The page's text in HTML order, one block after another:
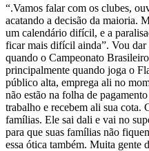
“.Vamos falar com os clubes,
acatando a decisão da maioria.
um calendário difícil, e a
ficar mais difícil ainda”. Vou
quando o Campeonato
principalmente quando joga o
público alta, emprega ali no
não estão na folha de
trabalho e recebem ali sua cota.
famílias. Ele sai dali e vai no
para que suas famílias não
essa ótica também. Muita gente